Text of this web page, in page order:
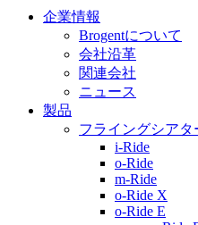
企業情報
Brogentについて
会社沿革
関連会社
ニュース
製品
フライングシアタ
i-Ride
o-Ride
m-Ride
o-Ride X
o-Ride E